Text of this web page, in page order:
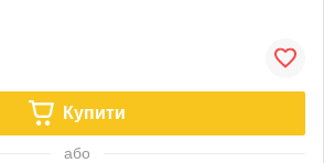
Купити
або